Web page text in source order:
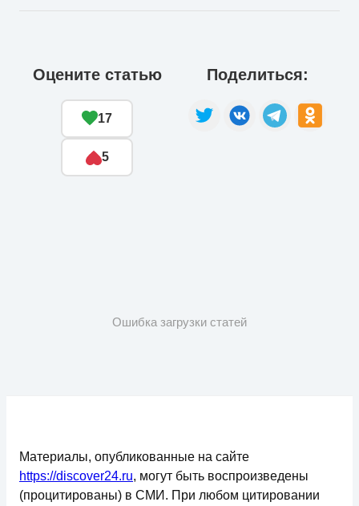
Оцените статью
17
5
Поделиться:
Ошибка загрузки статей
Материалы, опубликованные на сайте
https://discover24.ru, могут быть воспроизведены
(процитированы) в СМИ. При любом цитировании